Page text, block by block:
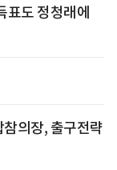
표도 정청래에
의장, 출구전략